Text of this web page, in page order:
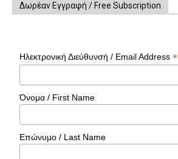
Δωρέαν Εγγραφή / Free Subscription
Ηλεκτρονική Διεύθυνσή / Email Address*
Όνομα / First Name
Επώνυμο / Last Name